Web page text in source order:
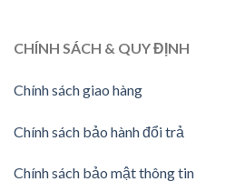
CHÍNH SÁCH & QUY ĐỊNH
Chính sách giao hàng
Chính sách bảo hành đổi trả
Chính sách bảo mật thông tin